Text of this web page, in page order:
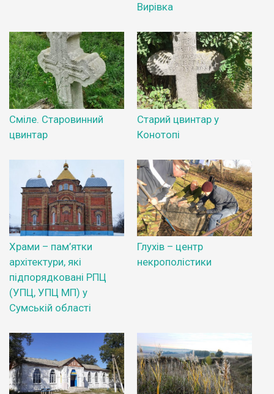
Вирівка
Сміле. Старовинний
цвинтар
Старий цвинтар у
Конотопі
Храми – пам’ятки
архітектури, які
підпорядковані РПЦ
(УПЦ, УПЦ МП) у
Сумській області
Глухів – центр
некрополістики